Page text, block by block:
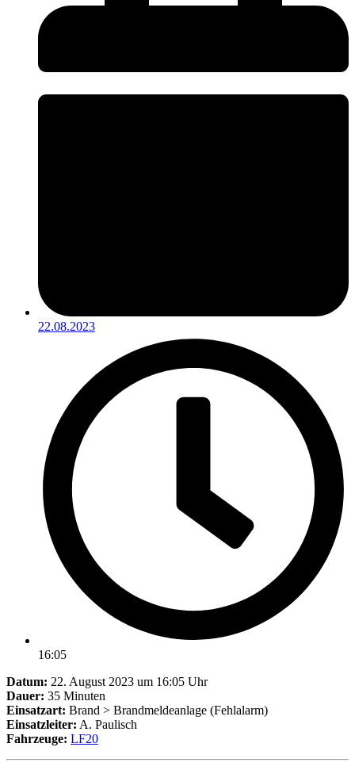
22.08.2023
16:05
Datum: 22. August 2023 um 16:05 Uhr
Dauer: 35 Minuten
Einsatzart: Brand > Brandmeldeanlage (Fehlalarm)
Einsatzleiter: A. Paulisch
Fahrzeuge: LF20